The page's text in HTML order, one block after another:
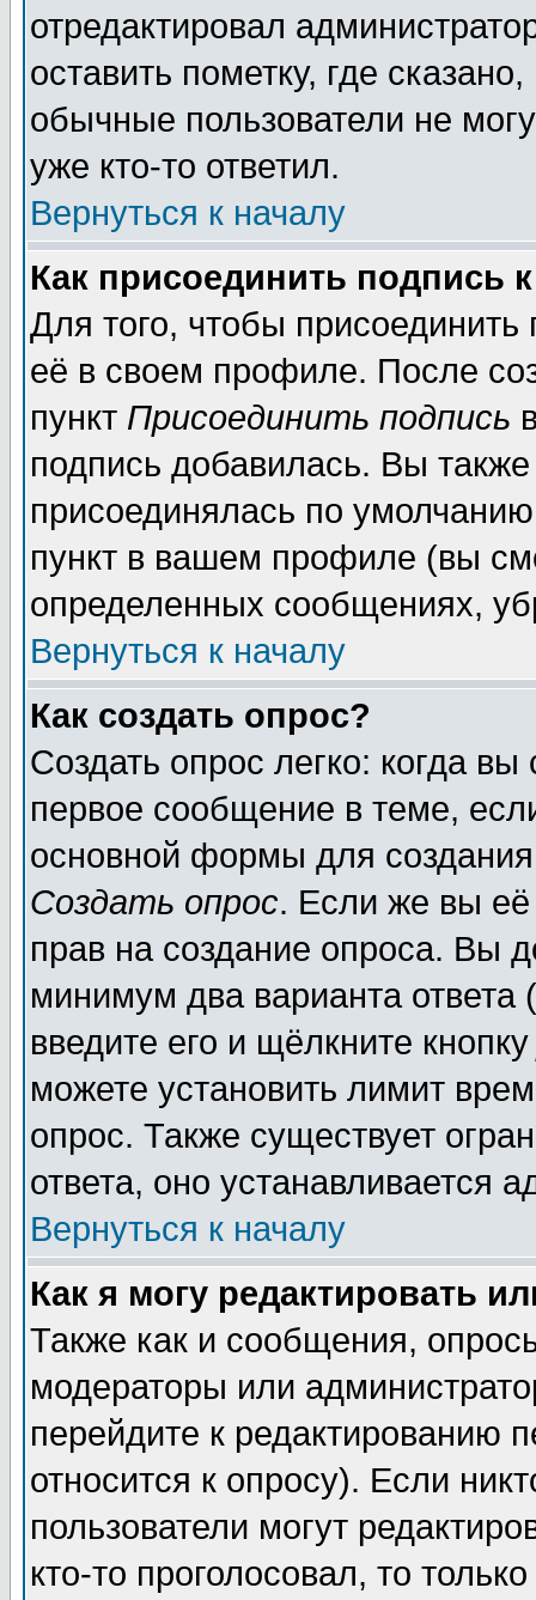
отредактировал
оставить пометку, где
обычные пользователи не
уже кто-то ответил.
Вернуться к началу
Как присоединить подпись
Для того, чтобы
её в своем профиле. После
пункт Присоединить подпись
подпись добавилась. Вы
присоединялась по
пункт в вашем профиле (вы
определенных сообщениях,
Вернуться к началу
Как создать опрос?
Создать опрос легко: когда
первое сообщение в теме,
основной формы для
Создать опрос. Если же вы её
прав на создание опроса. Вы
минимум два варианта ответа
введите его и щёлкните
можете установить лимит
опрос. Также существует
ответа, оно устанавливается
Вернуться к началу
Как я могу редактировать
Также как и сообщения,
модераторы или
перейдите к редактированию
относится к опросу). Если
пользователи могут
кто-то проголосовал, то